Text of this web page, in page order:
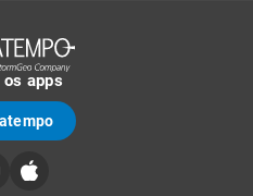
apps